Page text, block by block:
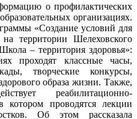
о профилактических
организациях.
«Создание условий для
территории Шелеховского
– территория здоровья»:
проходят классные часы,
творческие конкурсы,
образа жизни. Также,
реабилитационно-
котором проводятся лекции
Об этом рассказала